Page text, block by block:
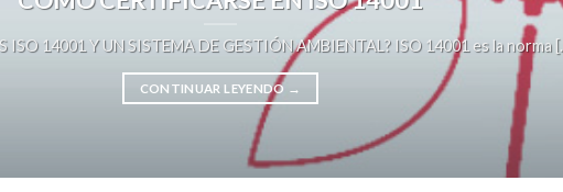
ISO 14001 Y UN SISTEMA DE GESTIÓN AMBIENTAL? ISO 14001 es la norma
CONTINUAR LEYENDO →